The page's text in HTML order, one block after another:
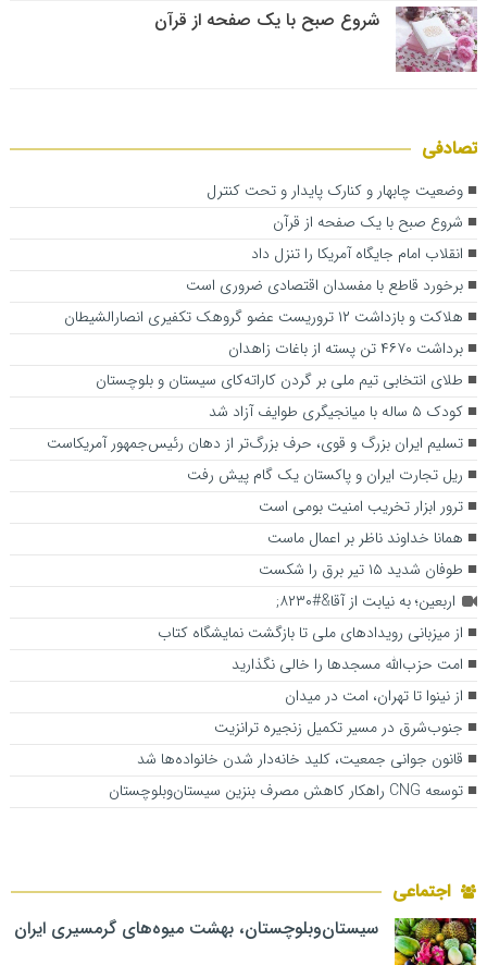
شروع صبح با یک صفحه از قرآن
تصادفی
وضعیت چابهار و کنارک پایدار و تحت کنترل
شروع صبح با یک صفحه از قرآن
انقلاب امام جایگاه آمریکا را تنزل داد
برخورد قاطع با مفسدان اقتصادی ضروری است
هلاکت و بازداشت ۱۲ تروریست عضو گروهک تکفیری انصارالشیطان
برداشت ۴۶۷۰ تن پسته از باغات زاهدان
طلای انتخابی تیم ملی بر گردن کاراته‌کای سیستان و بلوچستان
کودک ۵ ساله با میانجیگری طوایف آزاد شد
تسلیم ایران بزرگ و قوی، حرف بزرگ‌تر از دهان رئیس‌جمهور آمریکاست
ریل تجارت ایران و پاکستان یک گام پیش رفت
ترور ابزار تخریب امنیت بومی است
همانا خداوند ناظر بر اعمال ماست
طوفان شدید ۱۵ تیر برق را شکست
اربعین؛ به نیابت از آقا&#۸۲۳۰;
از میزبانی رویدادهای ملی تا بازگشت نمایشگاه کتاب
امت حزب‌الله مسجدها را خالی نگذارید
از نینوا تا تهران، امت در میدان
جنوب‌شرق در مسیر تکمیل زنجیره ترانزیت
قانون جوانی جمعیت، کلید خانه‌دار شدن خانواده‌ها شد
توسعه CNG راهکار کاهش مصرف بنزین سیستان‌و‌بلوچستان
اجتماعی
سیستان‌وبلوچستان، بهشت میوه‌های گرمسیری ایران